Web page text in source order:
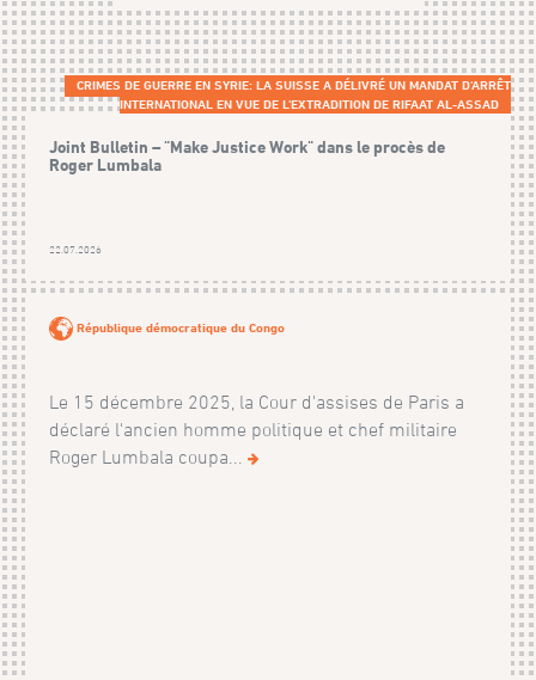
CRIMES DE GUERRE EN SYRIE: LA SUISSE A DÉLIVRÉ UN MANDAT D'ARRÊT
INTERNATIONAL EN VUE DE L'EXTRADITION DE RIFAAT AL-ASSAD
Joint Bulletin – "Make Justice Work" dans le procès de
Roger Lumbala
22.07.2026
République démocratique du Congo
Le 15 décembre 2025, la Cour d'assises de Paris a
déclaré l'ancien homme politique et chef militaire
Roger Lumbala coupa...